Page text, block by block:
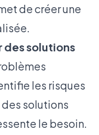
de créer une
des solutions
les risques
solutions
le besoin.